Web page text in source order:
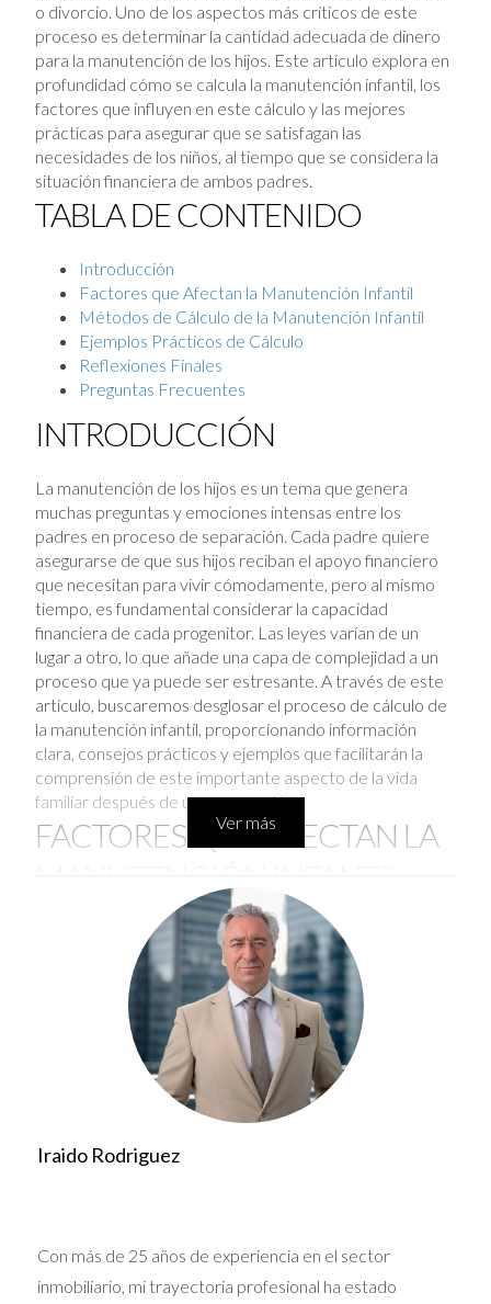
o divorcio. Uno de los aspectos más críticos de este
proceso es determinar la cantidad adecuada de dinero
para la manutención de los hijos. Este artículo explora en
profundidad cómo se calcula la manutención infantil, los
factores que influyen en este cálculo y las mejores
prácticas para asegurar que se satisfagan las
necesidades de los niños, al tiempo que se considera la
situación financiera de ambos padres.
TABLA DE CONTENIDO
Introducción
Factores que Afectan la Manutención Infantil
Métodos de Cálculo de la Manutención Infantil
Ejemplos Prácticos de Cálculo
Reflexiones Finales
Preguntas Frecuentes
INTRODUCCIÓN
La manutención de los hijos es un tema que genera
muchas preguntas y emociones intensas entre los
padres en proceso de separación. Cada padre quiere
asegurarse de que sus hijos reciban el apoyo financiero
que necesitan para vivir cómodamente, pero al mismo
tiempo, es fundamental considerar la capacidad
financiera de cada progenitor. Las leyes varían de un
lugar a otro, lo que añade una capa de complejidad a un
proceso que ya puede ser estresante. A través de este
artículo, buscaremos desglosar el proceso de cálculo de
la manutención infantil, proporcionando información
clara, consejos prácticos y ejemplos que facilitarán la
comprensión de este importante aspecto de la vida
familiar después de una separación.
FACTORES QUE AFECTAN LA
Determinar la cantidad de manutención infantil no es una
tarea sencilla; hay varios factores que los tribunales y los
padres deben considerar. Estos incluyen:
Ingresos de los padres:Los ingresos brutos de
ambos padres son uno de los principales
determinantes. Esto incluye salarios,
bonificaciones y cualquier ingreso extra.
Costo de vida:La ubicación geográfica puede
impactar significativamente el costo de vida, lo que
a su vez afecta los gastos de crianza.
Necesidades específicas del niño:
Tiempo de custodia:El tiempo que cada padre
pasa con el niño puede influir en el cálculo, ya que
Ver más
Iraido Rodriguez
Con más de 25 años de experiencia en el sector
inmobiliario, mi trayectoria profesional ha estado